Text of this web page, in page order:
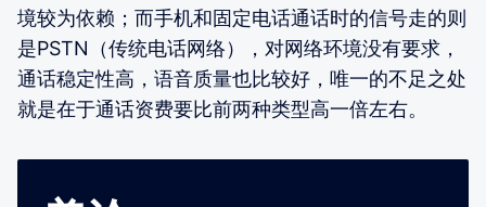
境较为依赖；而手机和固定电话通话时的信号走的则
是PSTN（传统电话网络），对网络环境没有要求，
通话稳定性高，语音质量也比较好，唯一的不足之处
就是在于通话资费要比前两种类型高一倍左右。